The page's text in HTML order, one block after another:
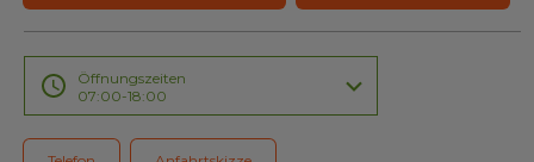
Leistungen
AngeboteÖffnungszeiten
07:00-18:00